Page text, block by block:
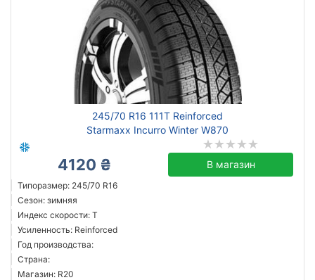
245/70 R16 111T Reinforced
Starmaxx Incurro Winter W870
4120 ₴ В магазин
Типоразмер: 245/70 R16
Сезон: зимняя
Индекс скорости: T
Усиленность: Reinforced
Год производства:
Страна:
Магазин: R20